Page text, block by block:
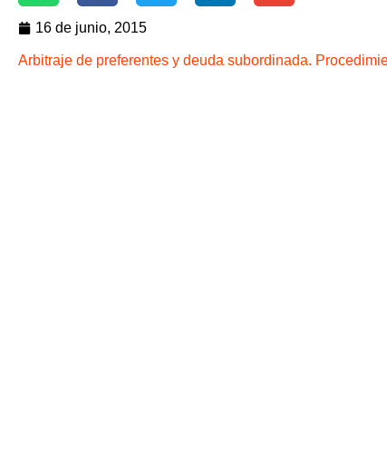
16 de junio, 2015
Arbitraje de preferentes y deuda subordinada.